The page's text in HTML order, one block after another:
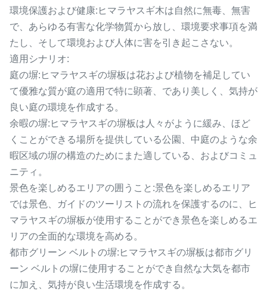
環境保護および健康:ヒマラヤスギ木は自然に無毒、無害
で、あらゆる有害な化学物質から放し、環境要求事項を満
たし、そして環境および人体に害を引き起こさない。
適用シナリオ:
庭の塀:ヒマラヤスギの塀板は花および植物を補足してい
て優雅な質が庭の適用で特に顕著、であり美しく、気持が
良い庭の環境を作成する。
余暇の塀:ヒマラヤスギの塀板は人々がように緩み、ほど
くことができる場所を提供している公園、中庭のような余
暇区域の塀の構造のためにまた適している、およびコミュ
ニティ。
景色を楽しめるエリアの囲うこと:景色を楽しめるエリア
では景色、ガイドのツーリストの流れを保護するのに、ヒ
マラヤスギの塀板が使用することができ景色を楽しめるエ
リアの全面的な環境を高める。
都市グリーン ベルトの塀:ヒマラヤスギの塀板は都市グリ
ーン ベルトの塀に使用することができ自然な大気を都市
に加え、気持が良い生活環境を作成する。